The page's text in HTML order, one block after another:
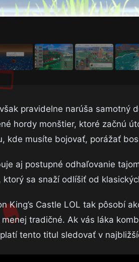
pravidelne narúša samotný
hordy monštier, ktoré začnú
kde musíte bojovať, porážať
aj postupné odhaľovanie
sa snaží odlíšiť od
King’s Castle LOL tak pôsobí
tradičné. Ak vás láka
tento titul sledovať v